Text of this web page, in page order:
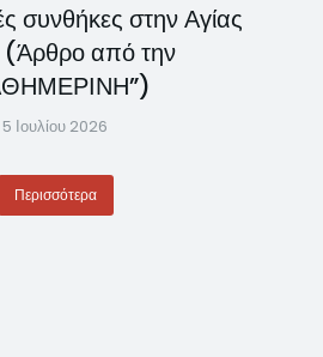
συνθήκες στην Αγίας
(Άρθρο από την
5 Ιουλίου 2026
Περισσότερα